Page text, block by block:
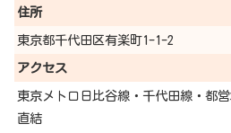
住所
東京都千代田区有楽町1-1-2
アクセス
東京メトロ日比谷線・千代田線・都
直結